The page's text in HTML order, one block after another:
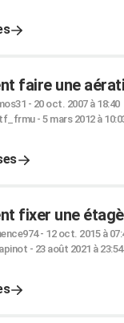
faire une
- 20 oct. 2007 à 18:40
- 5 mars 2012 à
fixer une
- 12 oct. 2015 à
- 23 août 2021 à 23:54